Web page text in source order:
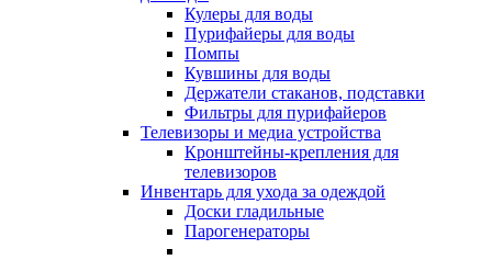
Кулеры для воды
Пурифайеры для воды
Помпы
Кувшины для воды
Держатели стаканов, подставки
Фильтры для пурифайеров
Телевизоры и медиа устройства
Кронштейны-крепления для
телевизоров
Инвентарь для ухода за одеждой
Доски гладильные
Парогенераторы